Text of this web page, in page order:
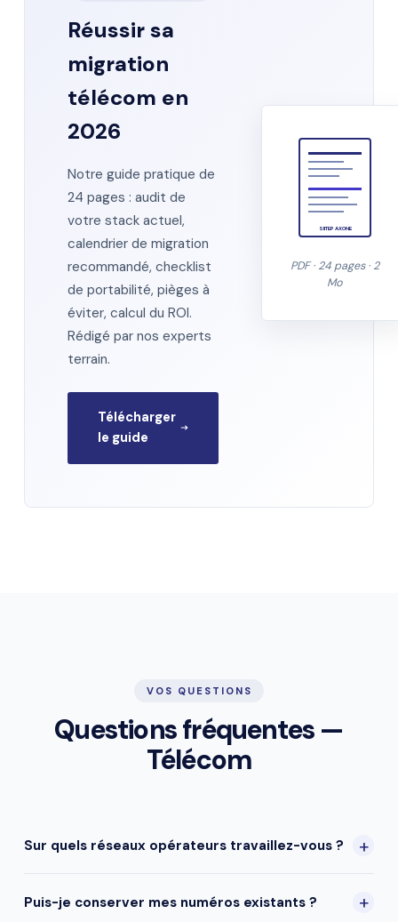
Réussir sa
migration
télécom en
2026
Notre guide pratique de
24 pages : audit de
votre stack actuel,
calendrier de migration
recommandé, checklist
de portabilité, pièges à
éviter, calcul du ROI.
Rédigé par nos experts
terrain.
Télécharger
le guide
SIITEP AXONE
PDF · 24 pages · 2
Mo
VOS QUESTIONS
Questions fréquentes —
Télécom
Sur quels réseaux opérateurs travaillez-vous ? +
et Bouygues Telecom — les 3 opérateurs nationaux
Puis-je conserver mes numéros existants ? +